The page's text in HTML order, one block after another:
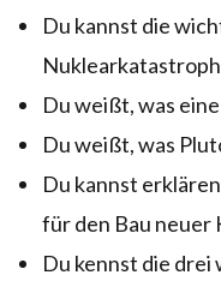
Du kannst die
Du weißt, was
Du weißt, was
Du kannst
für den Bau
Du kennst die